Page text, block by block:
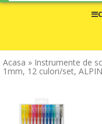
Acasa » Instrumente de
1mm, 12 culori/set,